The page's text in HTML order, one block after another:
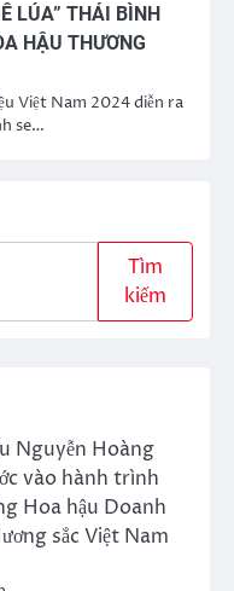
LÚA” THÁI BÌNH
HẬU THƯƠNG
Việt Nam 2024 diễn ra
se…
Tìm
kiếm
Nguyễn Hoàng
vào hành trình
Hoa hậu Doanh
sắc Việt Nam